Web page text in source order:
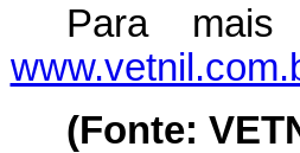
Para
(Fonte: